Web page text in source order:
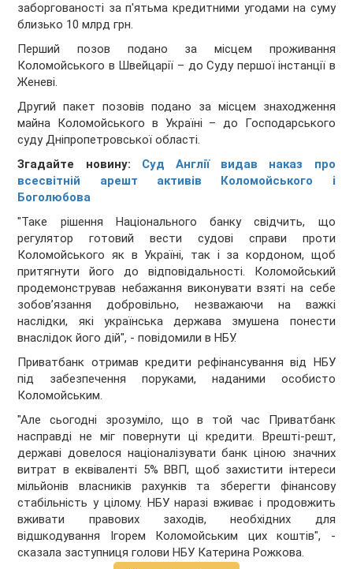
заборгованості за п'ятьма кредитними угодами на суму
близько 10 млрд грн.
Перший позов подано за місцем проживання
Коломойського в Швейцарії – до Cуду першої інстанції в
Женеві.
Другий пакет позовів подано за місцем знаходження
майна Коломойського в Україні – до Господарського
суду Дніпропетровської області.
Згадайте новину: Суд Англії видав наказ про
всесвітній арешт активів Коломойського і
Боголюбова
"Таке рішення Національного банку свідчить, що
регулятор готовий вести судові справи проти
Коломойського як в Україні, так і за кордоном, щоб
притягнути його до відповідальності. Коломойський
продемонстрував небажання виконувати взяті на себе
зобов’язання добровільно, незважаючи на важкі
наслідки, які українська держава змушена понести
внаслідок його дій", - повідомили в НБУ.
Приватбанк отримав кредити рефінансування від НБУ
під забезпечення поруками, наданими особисто
Коломойським.
"Але сьогодні зрозуміло, що в той час Приватбанк
насправді не міг повернути ці кредити. Врешті-решт,
державі довелося націоналізувати банк ціною значних
витрат в еквіваленті 5% ВВП, щоб захистити інтереси
мільйонів власників рахунків та зберегти фінансову
стабільність у цілому. НБУ наразі вживає і продовжить
вживати правових заходів, необхідних для
відшкодування Ігорем Коломойським цих коштів", -
сказала заступниця голови НБУ Катерина Рожкова.